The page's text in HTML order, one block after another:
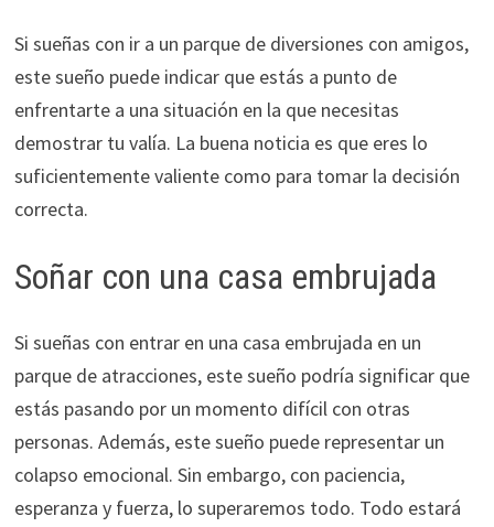
Si sueñas con ir a un parque de diversiones con amigos,
este sueño puede indicar que estás a punto de
enfrentarte a una situación en la que necesitas
demostrar tu valía. La buena noticia es que eres lo
suficientemente valiente como para tomar la decisión
correcta.
Soñar con una casa embrujada
Si sueñas con entrar en una casa embrujada en un
parque de atracciones, este sueño podría significar que
estás pasando por un momento difícil con otras
personas. Además, este sueño puede representar un
colapso emocional. Sin embargo, con paciencia,
esperanza y fuerza, lo superaremos todo. Todo estará